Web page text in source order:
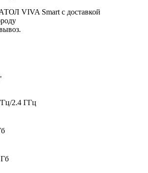
VIVA Smart с доставкой
2.4 ГГц